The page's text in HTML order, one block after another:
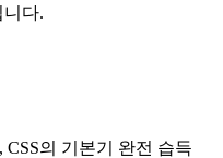
다.
의 기본기 완전 습득